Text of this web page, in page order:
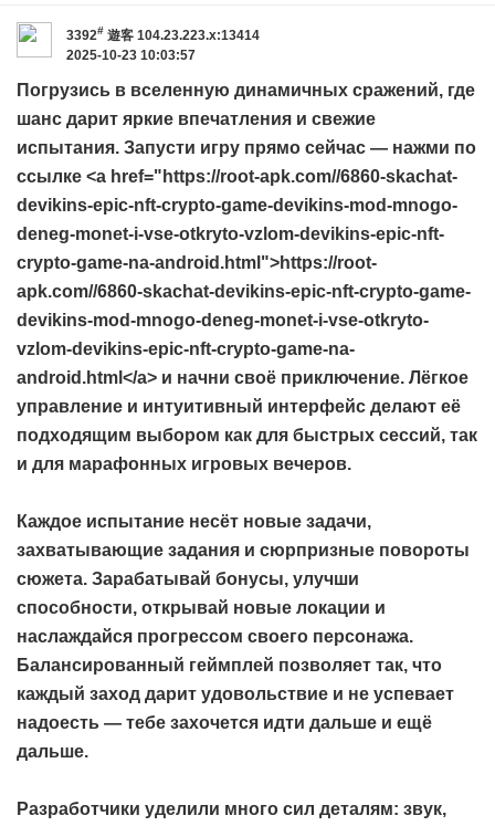
3392# 遊客 104.23.223.x:13414
2025-10-23 10:03:57
Погрузись в вселенную динамичных сражений, где
шанс дарит яркие впечатления и свежие
испытания. Запусти игру прямо сейчас — нажми по
ссылке <a href="https://root-apk.com//6860-skachat-
devikins-epic-nft-crypto-game-devikins-mod-mnogo-
deneg-monet-i-vse-otkryto-vzlom-devikins-epic-nft-
crypto-game-na-android.html">https://root-
apk.com//6860-skachat-devikins-epic-nft-crypto-game-
devikins-mod-mnogo-deneg-monet-i-vse-otkryto-
vzlom-devikins-epic-nft-crypto-game-na-
android.html</a> и начни своё приключение. Лёгкое
управление и интуитивный интерфейс делают её
подходящим выбором как для быстрых сессий, так
и для марафонных игровых вечеров.
Каждое испытание несёт новые задачи,
захватывающие задания и сюрпризные повороты
сюжета. Зарабатывай бонусы, улучши
способности, открывай новые локации и
наслаждайся прогрессом своего персонажа.
Балансированный геймплей позволяет так, что
каждый заход дарит удовольствие и не успевает
надоесть — тебе захочется идти дальше и ещё
дальше.
Разработчики уделили много сил деталям: звук,